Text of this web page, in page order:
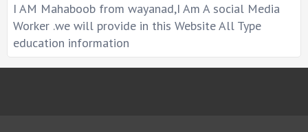
I AM Mahaboob from wayanad,I Am A social Media
Worker .we will provide in this Website All Type
education information